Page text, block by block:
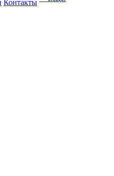
Контакты